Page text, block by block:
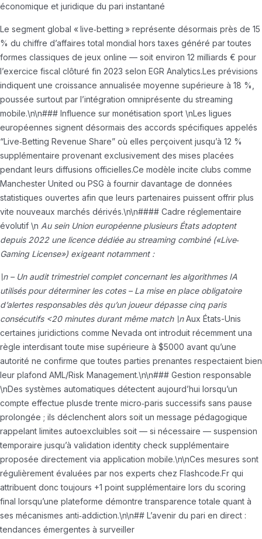
économique et juridique du pari instantané
Le segment global « live‑betting » représente désormais près de 15
% du chiffre d’affaires total mondial hors taxes généré par toutes
formes classiques de jeux online — soit environ 12 milliards € pour
l’exercice fiscal clôturé fin 2023 selon EGR Analytics.Les prévisions
indiquent une croissance annualisée moyenne supérieure à 18 %,
poussée surtout par l’intégration omniprésente du streaming
mobile.\n\n### Influence sur monétisation sport \nLes ligues
européennes signent désormais des accords spécifiques appelés
“Live‑Betting Revenue Share” où elles perçoivent jusqu’à 12 %
supplémentaire provenant exclusivement des mises placées
pendant leurs diffusions officielles.Ce modèle incite clubs comme
Manchester United ou PSG à fournir davantage de données
statistiques ouvertes afin que leurs partenaires puissent offrir plus
vite nouveaux marchés dérivés.\n\n#### Cadre réglementaire
évolutif \n Au sein Union européenne plusieurs États adoptent
depuis 2022 une licence dédiée au streaming combiné («Live‐
Gaming License») exigeant notamment :
\n – Un audit trimestriel complet concernant les algorithmes IA
utilisés pour déterminer les cotes– La mise en place obligatoire
d’alertes responsables dès qu’un joueur dépasse cinq paris
consécutifs <20 minutes durant même match \nAux États-Unis
certaines juridictions comme Nevada ont introduit récemment una
règle interdisant toute mise supérieure à $5000 avant qu’une
autorité ne confirme que toutes parties prenantes respectaient bien
leur plafond AML/Risk Management.\n\n### Gestion responsable
\nDes systèmes automatiques détectent aujourd’hui lorsqu’un
compte effectue plusde trente micro‑paris successifs sans pause
prolongée ; ils déclenchent alors soit un message pédagogique
rappelant limites autoexcluibles soit — si nécessaire — suspension
temporaire jusqu’à validation identity check supplémentaire
proposée directement via application mobile.\n\nCes mesures sont
régulièrement évaluées par nos experts chez Flashcode.Fr qui
attribuent donc toujours +1 point supplémentaire lors du scoring
final lorsqu’une plateforme démontre transparence totale quant à
ses mécanismes anti‐addiction.\n\n## L’avenir du pari en direct :
tendances émergentes à surveiller